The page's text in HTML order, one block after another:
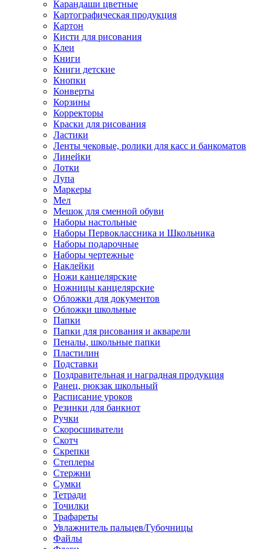
Карандаши цветные
Картографическая продукция
Картон
Кисти для рисования
Клеи
Книги
Книги детские
Кнопки
Конверты
Корзины
Корректоры
Краски для рисования
Ластики
Ленты чековые, ролики для касс и банкоматов
Линейки
Лотки
Лупа
Маркеры
Мел
Мешок для сменной обуви
Наборы настольные
Наборы Первоклассника и Школьника
Наборы подарочные
Наборы чертежные
Наклейки
Ножи канцелярские
Ножницы канцелярские
Обложки для документов
Обложки школьные
Папки
Папки для рисования и акварели
Пеналы, школьные папки
Пластилин
Подставки
Поздравительная и наградная продукция
Ранец, рюкзак школьный
Расписание уроков
Резинки для банкнот
Ручки
Скоросшиватели
Скотч
Скрепки
Степлеры
Стержни
Сумки
Тетради
Точилки
Трафареты
Увлажнитель пальцев/Губочницы
Файлы